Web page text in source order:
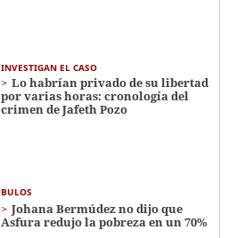
INVESTIGAN EL CASO
Lo habrían privado de su libertad
por varias horas: cronología del
crimen de Jafeth Pozo
BULOS
Johana Bermúdez no dijo que
Asfura redujo la pobreza en un 70%